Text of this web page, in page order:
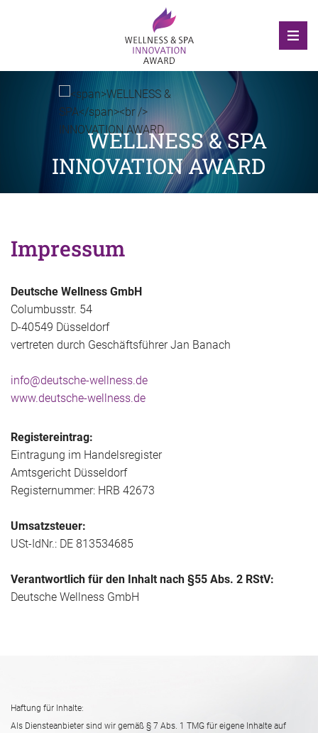
WELLNESS & SPA
INNOVATION AWARD
Impressum
Deutsche Wellness GmbH
Columbusstr. 54
D-40549 Düsseldorf
vertreten durch Geschäftsführer Jan Banach
info@deutsche-wellness.de
www.deutsche-wellness.de
Registereintrag:
Eintragung im Handelsregister
Amtsgericht Düsseldorf
Registernummer: HRB 42673
Umsatzsteuer:
USt-IdNr.: DE 813534685
Verantwortlich für den Inhalt nach §55 Abs. 2 RStV:
Deutsche Wellness GmbH
Haftung für Inhalte:
Als Diensteanbieter sind wir gemäß § 7 Abs. 1 TMG für eigene Inhalte auf